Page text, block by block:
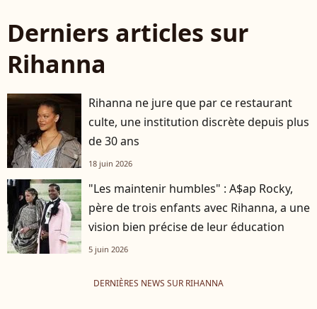
Derniers articles sur
Rihanna
Rihanna ne jure que par ce restaurant
culte, une institution discrète depuis plus
de 30 ans
18 juin 2026
"Les maintenir humbles" : A$ap Rocky,
père de trois enfants avec Rihanna, a une
vision bien précise de leur éducation
5 juin 2026
DERNIÈRES NEWS SUR RIHANNA